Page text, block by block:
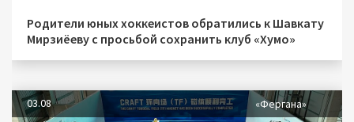
Родители юных хоккеистов обратились к Шавкату
Мирзиёеву с просьбой сохранить клуб «Хумо»
03.08 «Фергана»